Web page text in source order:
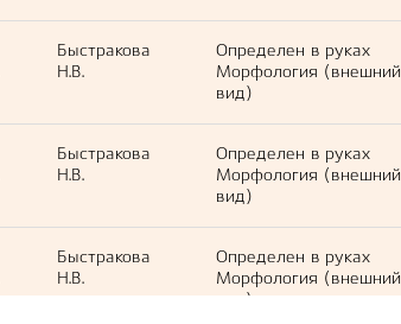
Быстракова
Н.В.
Определен в руках
Морфология (внешний
вид)
Быстракова
Н.В.
Определен в руках
Морфология (внешний
вид)
Быстракова
Н.В.
Определен в руках
Морфология (внешний
вид)